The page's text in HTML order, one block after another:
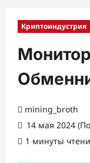
Криптоиндустрия
mining_broth
14 мая 2024
1 минуты